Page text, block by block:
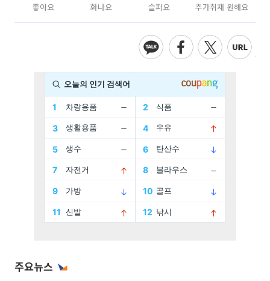
좋아요 화나요 슬퍼요 추가취재 원해요
주요뉴스